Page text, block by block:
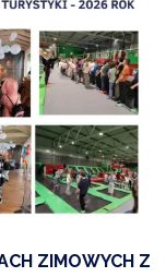
ZIMOWYCH Z